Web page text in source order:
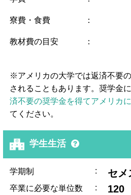
寮費・食費 ：
教材費の目安 ：
※アメリカの大学では返済不要
されることもあります。奨学金
済不要の奨学金を得てアメリカ
てください。
学生生活
学期制 : セメ
卒業に必要な単位数 : 120